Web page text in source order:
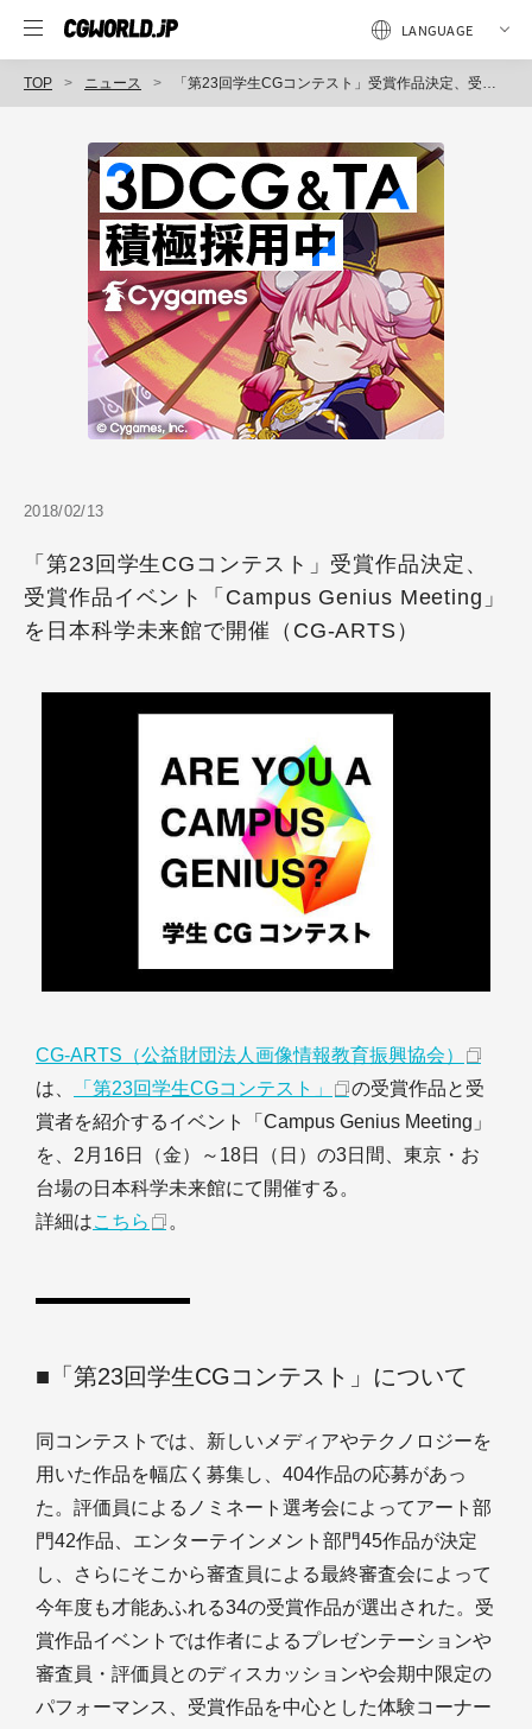
TOP ニュース 「第23回学生CGコンテスト」受賞作品決定、受賞作品イベント「Campus Genius Meeting」を日本科学未来館で開催（CG-ARTS）
2018/02/13
「第23回学生CGコンテスト」受賞作品決定、
受賞作品イベント「Campus Genius Meeting」
を日本科学未来館で開催（CG-ARTS）
CG-ARTS（公益財団法人画像情報教育振興協会）
は、
「第23回学生CGコンテスト」
の受賞作品と受
賞者を紹介するイベント「Campus Genius Meeting」
を、2月16日（金）～18日（日）の3日間、東京・お
台場の日本科学未来館にて開催する。
詳細はこちら 。
■「第23回学生CGコンテスト」について
同コンテストでは、新しいメディアやテクノロジーを
用いた作品を幅広く募集し、404作品の応募があっ
た。評価員によるノミネート選考会によってアート部
門42作品、エンターテインメント部門45作品が決定
し、さらにそこから審査員による最終審査会によって
今年度も才能あふれる34の受賞作品が選出された。受
賞作品イベントでは作者によるプレゼンテーションや
審査員・評価員とのディスカッションや会期中限定の
パフォーマンス、受賞作品を中心とした体験コーナー